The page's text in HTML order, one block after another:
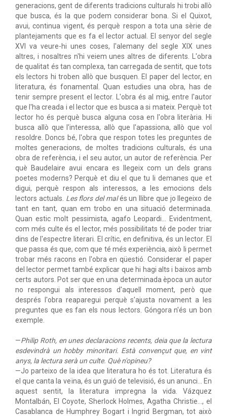
generacions, gent de diferents tradicions culturals hi trobi allò
que busca, és la que podem considerar bona. Si el Quixot,
avui, continua vigent, és perquè respon a tota una sèrie de
plantejaments que es fa el lector actual. El senyor del segle
XVI va veure-hi unes coses, l'alemany del segle XIX unes
altres, i nosaltres n'hi veiem unes altres de diferents. L'obra
de qualitat és tan complexa, tan carregada de sentit, que tots
els lectors hi troben allò que busquen. El paper del lector, en
literatura, és fonamental. Quan estudies una obra, has de
tenir sempre present el lector. L'obra és al mig, entre l'autor
que l'ha creada i el lector que es busca a si mateix. Perquè tot
lector ho és perquè busca alguna cosa en l'obra literària. Hi
busca allò que l'interessa, allò que l'apassiona, allò que vol
resoldre. Doncs bé, l'obra que respon totes les preguntes de
moltes generacions, de moltes tradicions culturals, és una
obra de referència, i el seu autor, un autor de referència. Per
què Baudelaire avui encara es llegeix com un dels grans
poetes moderns? Perquè et diu el que tu li demanes que et
digui, perquè respon als interessos, a les emocions dels
lectors actuals. Les flors del malés un llibre que jo llegeixo de
tant en tant, quan em trobo en una situació determinada.
Quan estic molt pessimista, agafo Leopardi… Evidentment,
com més culte és el lector, més possibilitats té de poder triar
dins de l'espectre literari. El crític, en definitiva, és un lector. El
que passa és que, com que té més experiència, això li permet
trobar més racons en l'obra en qüestió. Considerar el paper
del lector permet també explicar que hi hagi alts i baixos amb
certs autors. Pot ser que en una determinada època un autor
no respongui als interessos d'aquell moment, però que
després l'obra reaparegui perquè s'ajusta novament a les
preguntes que es fan els nous lectors. Góngora n'és un bon
exemple.
—Philip Roth, en unes declaracions recents, deia que la lectura
esdevindrà un hobby minoritari. Està convençut que, en vint
anys, la lectura serà un culte. Què n'opineu?
—Jo parteixo de la idea que literatura ho és tot. Literatura és
el que canta la veïna, és un guió de televisió, és un anunci… En
aquest sentit, la literatura impregna la vida. Vázquez
Montalbán, El Coyote, Sherlock Holmes, Agatha Christie…, el
Casablanca de Humphrey Bogart i Ingrid Bergman, tot això